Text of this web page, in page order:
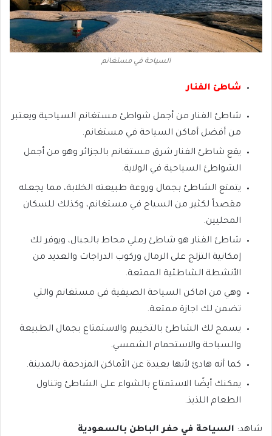
السياحة في مستغانم
شاطئ الفنار
شاطئ الفنار من أجمل شواطئ مستغانم السياحية ويعتبر
من أفضل أماكن السياحة في مستغانم.
يقع شاطئ الفنار شرق مستغانم بالجزائر وهو من أجمل
الشواطئ السياحية في الولاية.
يتمتع الشاطئ بجمال وروعة طبيعته الخلابة، مما يجعله
مقصداً لكثير من السياح في مستغانم، وكذلك للسكان
المحليين.
شاطئ الفنار هو شاطئ رملي محاط بالجبال، ويوفر لك
إمكانية التزلج على الرمال وركوب الدراجات والعديد من
الأنشطة الشاطئية الممتعة.
وهي من اماكن السياحة الصيفية في مستغانم والتي
تضمن لك اجازة ممتعة.
يسمح لك الشاطئ بالتخييم والاستمتاع بجمال الطبيعة
والسباحة والاستحمام الشمسي.
كما أنه هادئ لأنها بعيدة عن الأماكن المزدحمة بالمدينة.
يمكنك أيضًا الاستمتاع بالشواء على الشاطئ وتناول
الطعام اللذيذ.
شاهد: السياحة في حفر الباطن بالسعودية